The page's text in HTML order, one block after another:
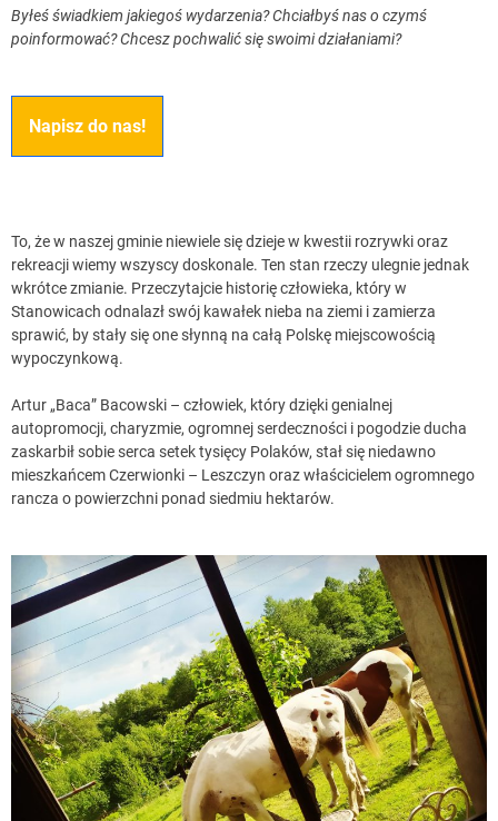
Byłeś świadkiem jakiegoś wydarzenia? Chciałbyś nas o czymś
poinformować? Chcesz pochwalić się swoimi działaniami?
Napisz do nas!
To, że w naszej gminie niewiele się dzieje w kwestii rozrywki oraz
rekreacji wiemy wszyscy doskonale. Ten stan rzeczy ulegnie jednak
wkrótce zmianie. Przeczytajcie historię człowieka, który w
Stanowicach odnalazł swój kawałek nieba na ziemi i zamierza
sprawić, by stały się one słynną na całą Polskę miejscowością
wypoczynkową.
Artur „Baca” Bacowski – człowiek, który dzięki genialnej
autopromocji, charyzmie, ogromnej serdeczności i pogodzie ducha
zaskarbił sobie serca setek tysięcy Polaków, stał się niedawno
mieszkańcem Czerwionki – Leszczyn oraz właścicielem ogromnego
rancza o powierzchni ponad siedmiu hektarów.